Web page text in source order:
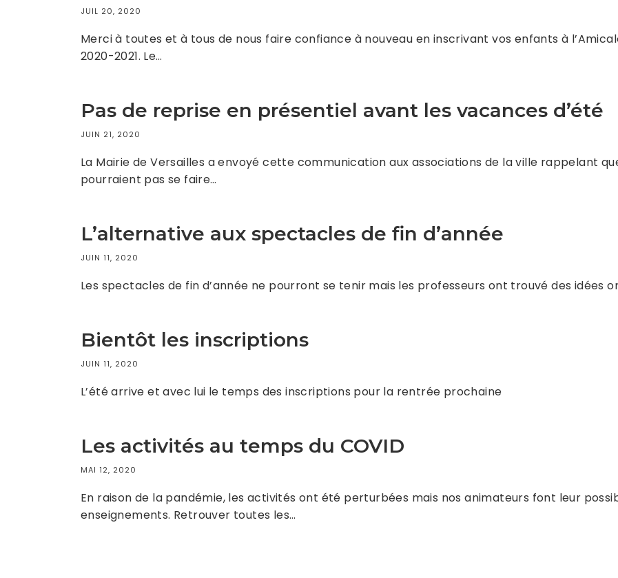
JUIL 20, 2020
Merci à toutes et à tous de nous faire confiance à nouveau en inscrivant vos enfants à
2020-2021. Le…
Pas de reprise en présentiel avant les vacances d’été
JUIN 21, 2020
La Mairie de Versailles a envoyé cette communication aux associations de la ville rappelant
pourraient pas se faire…
L’alternative aux spectacles de fin d’année
JUIN 11, 2020
Les spectacles de fin d’année ne pourront se tenir mais les professeurs ont trouvé des idées
Bientôt les inscriptions
JUIN 11, 2020
L’été arrive et avec lui le temps des inscriptions pour la rentrée prochaine
Les activités au temps du COVID
MAI 12, 2020
En raison de la pandémie, les activités ont été perturbées mais nos animateurs font leur
enseignements. Retrouver toutes les…